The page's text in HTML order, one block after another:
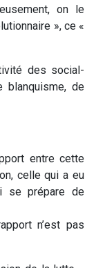
on le
», ce «
des social-
blanquisme, de
entre cette
celle qui a eu
se prépare de
n’est pas